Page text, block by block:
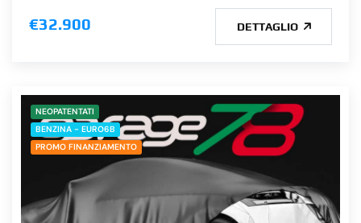
€32.900 DETTAGLIO
NEOPATENTATI
BENZINA - EURO6B
PROMO FINANZIAMENTO